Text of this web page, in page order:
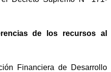
de los recursos al
Financiera de Desarrollo